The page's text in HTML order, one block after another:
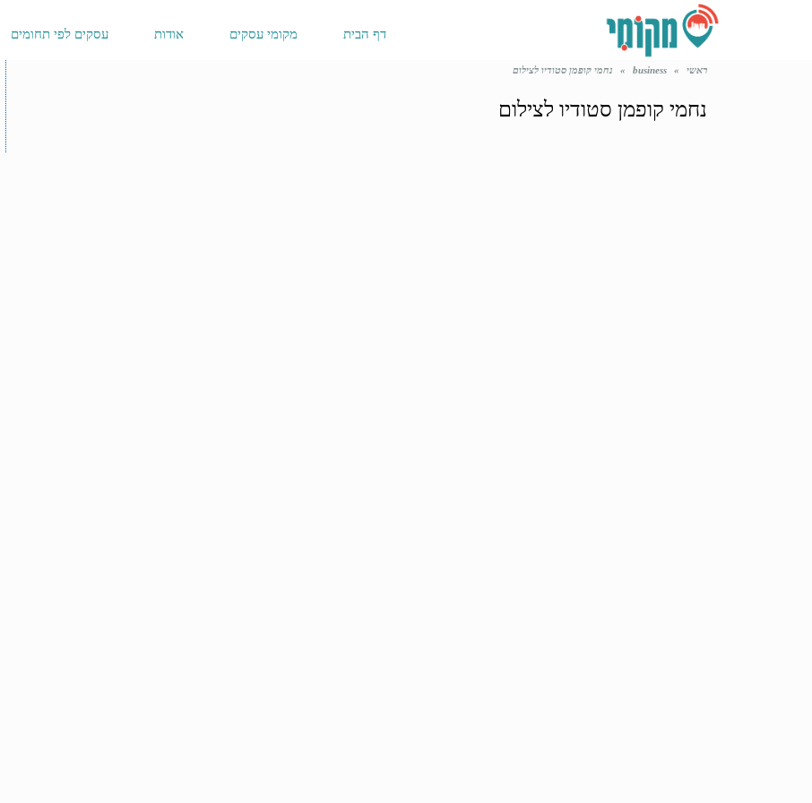
דף הבית מקומי עסקים אודות עסקים לפי תחומים
ראשי »
business
» נחמי קופמן סטודיו לצילום
נחמי קופמן סטודיו לצילום